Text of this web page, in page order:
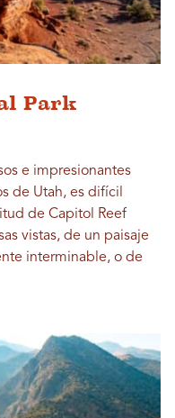
Park
e impresionantes
de Utah, es difícil
de Capitol Reef
vistas, de un paisaje
interminable, o de